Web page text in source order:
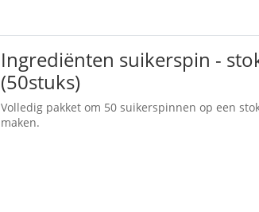
Ingrediënten suikerspin -
(50stuks)
Volledig pakket om 50 suikerspinnen op een
maken.